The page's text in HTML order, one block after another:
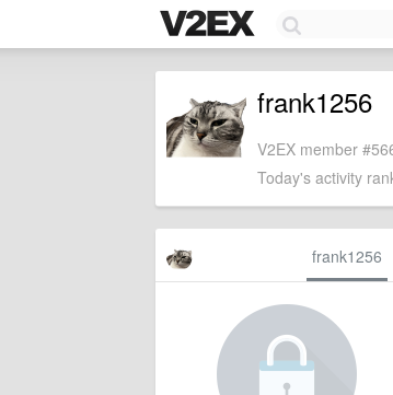
frank1256
V2EX member
Today's activity
frank1256